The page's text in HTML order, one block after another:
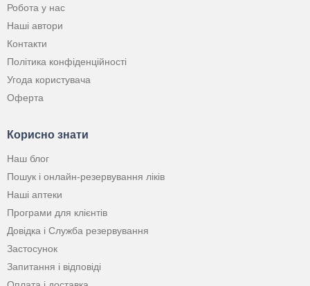
Робота у нас
Наші автори
Контакти
Політика конфіденційності
Угода користувача
Оферта
Корисно знати
Наш блог
Пошук і онлайн-резервування ліків
Наші аптеки
Програми для клієнтів
Довідка і Служба резервування
Застосунок
Запитання і відповіді